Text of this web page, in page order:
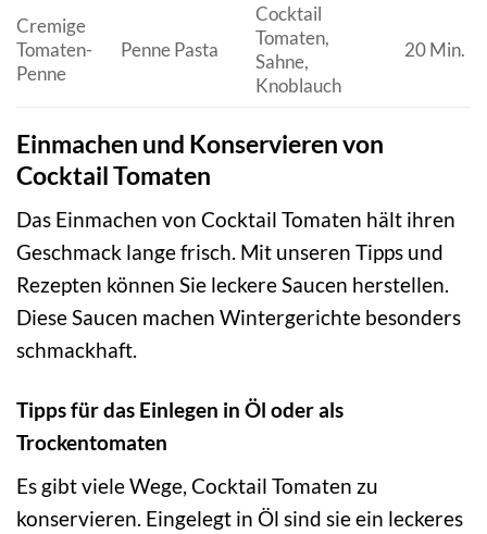
Cremige
Tomaten-
Penne
Penne Pasta
Cocktail
Tomaten,
Sahne,
Knoblauch
20 Min.
Einmachen und Konservieren von
Cocktail Tomaten
Das Einmachen von Cocktail Tomaten hält ihren
Geschmack lange frisch. Mit unseren Tipps und
Rezepten können Sie leckere Saucen herstellen.
Diese Saucen machen Wintergerichte besonders
schmackhaft.
Tipps für das Einlegen in Öl oder als
Trockentomaten
Es gibt viele Wege, Cocktail Tomaten zu
konservieren. Eingelegt in Öl sind sie ein leckeres